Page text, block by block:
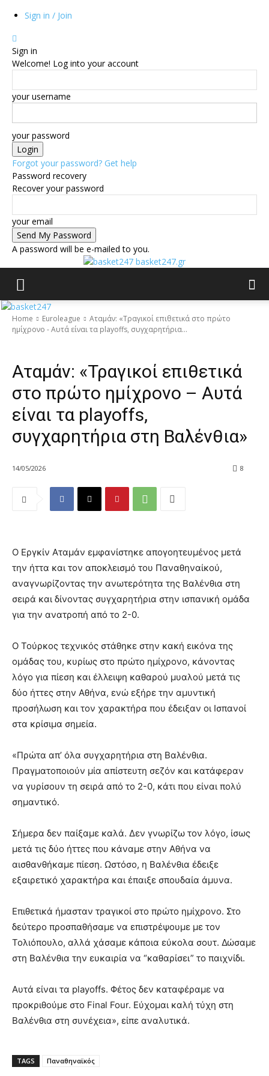
Sign in / Join
Sign in
Welcome! Log into your account
your username
your password
Forgot your password? Get help
Password recovery
Recover your password
your email
A password will be e-mailed to you.
basket247.gr
Home Euroleague
Αταμάν: «Τραγικοί επιθετικά στο πρώτο
ημίχρονο - Αυτά είναι τα playoffs, συγχαρητήρια...
Αταμάν: «Τραγικοί επιθετικά
στο πρώτο ημίχρονο – Αυτά
είναι τα playoffs,
συγχαρητήρια στη Βαλένθια»
14/05/2026 8
Ο Εργκίν Αταμάν εμφανίστηκε απογοητευμένος μετά
την ήττα και τον αποκλεισμό του Παναθηναίκού,
αναγνωρίζοντας την ανωτερότητα της Βαλένθια στη
σειρά και δίνοντας συγχαρητήρια στην ισπανική ομάδα
για την ανατροπή από το 2-0.
Ο Τούρκος τεχνικός στάθηκε στην κακή εικόνα της
ομάδας του, κυρίως στο πρώτο ημίχρονο, κάνοντας
λόγο για πίεση και έλλειψη καθαρού μυαλού μετά τις
δύο ήττες στην Αθήνα, ενώ εξήρε την αμυντική
προσήλωση και τον χαρακτήρα που έδειξαν οι Ισπανοί
στα κρίσιμα σημεία.
«Πρώτα απ’ όλα συγχαρητήρια στη Βαλένθια.
Πραγματοποιούν μία απίστευτη σεζόν και κατάφεραν
να γυρίσουν τη σειρά από το 2-0, κάτι που είναι πολύ
σημαντικό.
Σήμερα δεν παίξαμε καλά. Δεν γνωρίζω τον λόγο, ίσως
μετά τις δύο ήττες που κάναμε στην Αθήνα να
αισθανθήκαμε πίεση. Ωστόσο, η Βαλένθια έδειξε
εξαιρετικό χαρακτήρα και έπαιξε σπουδαία άμυνα.
Επιθετικά ήμασταν τραγικοί στο πρώτο ημίχρονο. Στο
δεύτερο προσπαθήσαμε να επιστρέψουμε με τον
Τολιόπουλο, αλλά χάσαμε κάποια εύκολα σουτ. Δώσαμε
στη Βαλένθια την ευκαιρία να “καθαρίσει” το παιχνίδι.
Αυτά είναι τα playoffs. Φέτος δεν καταφέραμε να
προκριθούμε στο Final Four. Εύχομαι καλή τύχη στη
Βαλένθια στη συνέχεια», είπε αναλυτικά.
TAGS Παναθηναϊκός